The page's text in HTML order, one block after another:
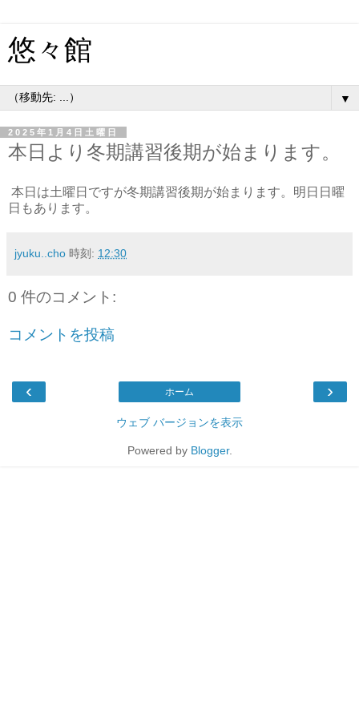
悠々館
▼
2025年1月4日土曜日
本日より冬期講習後期が始まります。
本日は土曜日ですが冬期講習後期が始まります。明日日曜
日もあります。
jyuku..cho 時刻: 12:30
0 件のコメント:
コメントを投稿
‹ ›
ホーム
ウェブ バージョンを表示
Powered by Blogger.